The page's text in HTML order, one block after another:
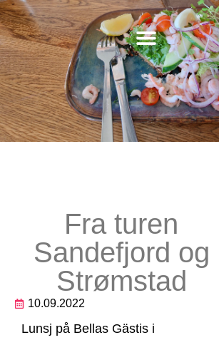
Fra turen
Sandefjord og
Strømstad
10.09.2022
Lunsj på Bellas Gästis i